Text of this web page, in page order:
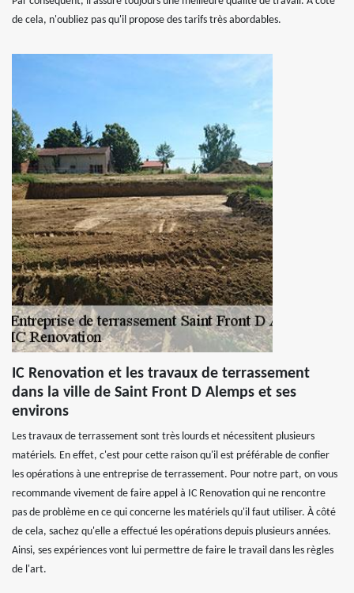
de cela, n'oubliez pas qu'il propose des tarifs très abordables.
IC Renovation et les travaux de terrassement
dans la ville de Saint Front D Alemps et ses
environs
Les travaux de terrassement sont très lourds et nécessitent plusieurs
matériels. En effet, c'est pour cette raison qu'il est préférable de confier
les opérations à une entreprise de terrassement. Pour notre part, on vous
recommande vivement de faire appel à IC Renovation qui ne rencontre
pas de problème en ce qui concerne les matériels qu'il faut utiliser. À côté
de cela, sachez qu'elle a effectué les opérations depuis plusieurs années.
Ainsi, ses expériences vont lui permettre de faire le travail dans les règles
de l'art.